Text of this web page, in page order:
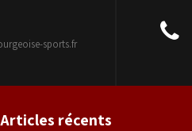
sports.fr
Articles récents